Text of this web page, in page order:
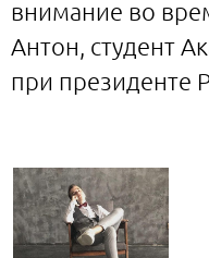
внимание во
Антон, студент
при президенте